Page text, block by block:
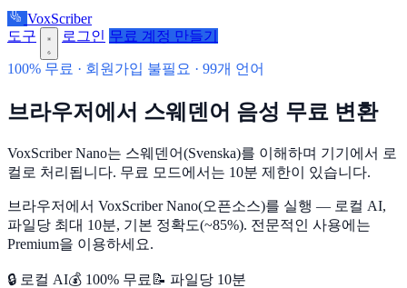
VoxScriber
도구
로그인 무료 계정 만들기
100% 무료 · 회원가입 불필요 · 99개 언어
브라우저에서 스웨덴어 음성 무료 변환
VoxScriber Nano는 스웨덴어(Svenska)를 이해하며 기기에서 로
컬로 처리됩니다. 무료 모드에서는 10분 제한이 있습니다.
브라우저에서 VoxScriber Nano(오픈소스)를 실행 — 로컬 AI,
파일당 최대 10분, 기본 정확도(~85%). 전문적인 사용에는
Premium을 이용하세요.
🔒 로컬 AI💰 100% 무료 📝 파일당 10분